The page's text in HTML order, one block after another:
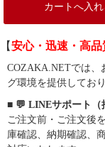
カートへ入れ
【安心・迅速・高
COZAKA.NETでは、
グ環境を提供しており
■ 💬 LINEサポート（
ご注文前・ご注文後
庫確認、納期確認、